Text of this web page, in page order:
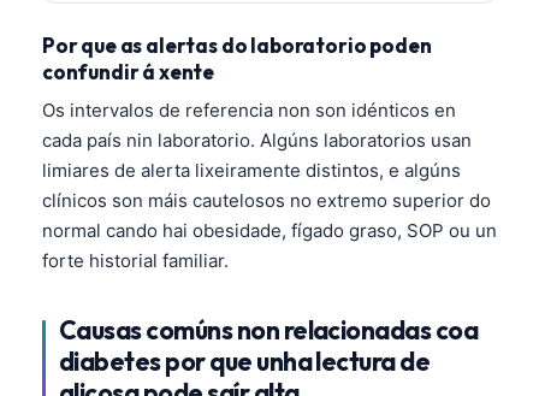
Por que as alertas do laboratorio poden
confundir á xente
Os intervalos de referencia non son idénticos en
cada país nin laboratorio. Algúns laboratorios usan
limiares de alerta lixeiramente distintos, e algúns
clínicos son máis cautelosos no extremo superior do
normal cando hai obesidade, fígado graso, SOP ou un
forte historial familiar.
Causas comúns non relacionadas coa
diabetes por que unha lectura de